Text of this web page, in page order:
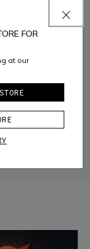
FOR
at our